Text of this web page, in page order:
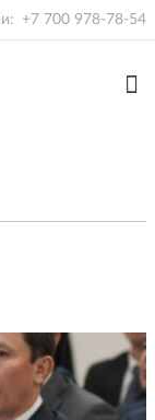
+7 700 978-78-54